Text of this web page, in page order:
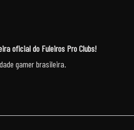
oficial do Fuleiros Pro Clubs!
gamer brasileira.